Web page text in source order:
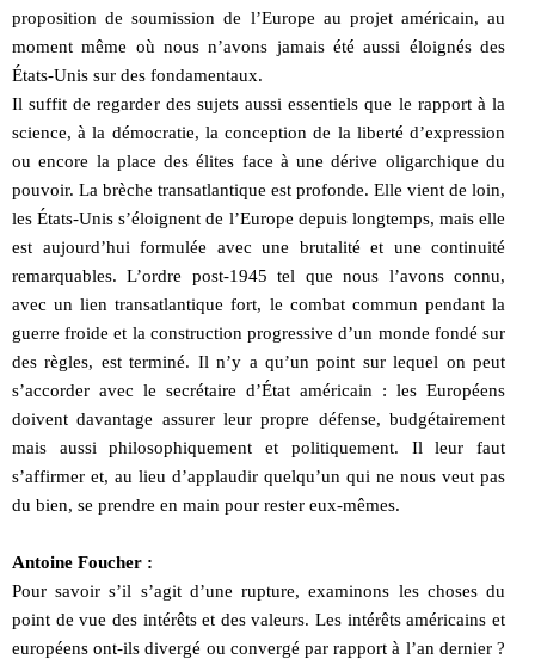
proposition de soumission de l’Europe au projet américain, au
moment même où nous n’avons jamais été aussi éloignés des
États-Unis sur des fondamentaux.
Il suffit de regarder des sujets aussi essentiels que le rapport à la
science, à la démocratie, la conception de la liberté d’expression
ou encore la place des élites face à une dérive oligarchique du
pouvoir. La brèche transatlantique est profonde. Elle vient de loin,
les États-Unis s’éloignent de l’Europe depuis longtemps, mais elle
est aujourd’hui formulée avec une brutalité et une continuité
remarquables. L’ordre post-1945 tel que nous l’avons connu,
avec un lien transatlantique fort, le combat commun pendant la
guerre froide et la construction progressive d’un monde fondé sur
des règles, est terminé. Il n’y a qu’un point sur lequel on peut
s’accorder avec le secrétaire d’État américain : les Européens
doivent davantage assurer leur propre défense, budgétairement
mais aussi philosophiquement et politiquement. Il leur faut
s’affirmer et, au lieu d’applaudir quelqu’un qui ne nous veut pas
du bien, se prendre en main pour rester eux-mêmes.
Antoine Foucher :
Pour savoir s’il s’agit d’une rupture, examinons les choses du
point de vue des intérêts et des valeurs. Les intérêts américains et
européens ont-ils divergé ou convergé par rapport à l’an dernier ?